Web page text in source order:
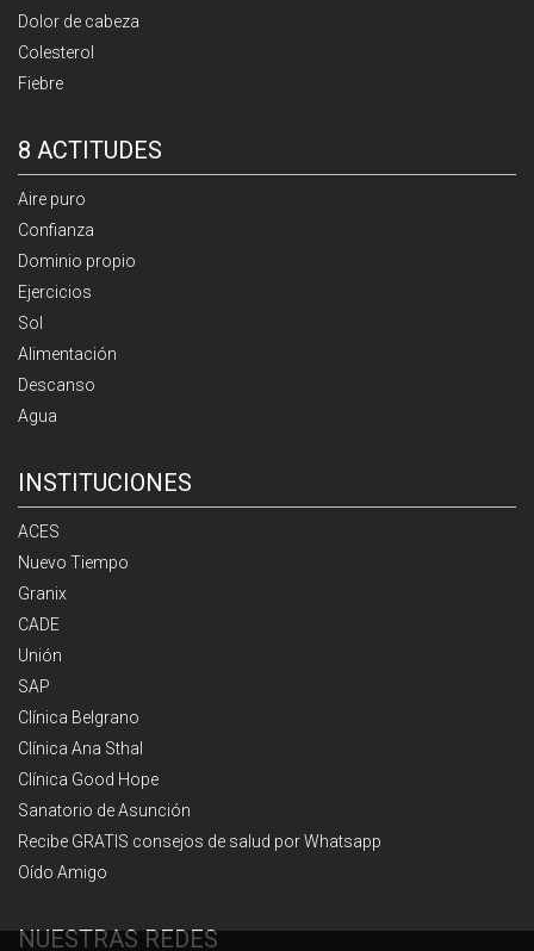
Dolor de cabeza
Colesterol
Fiebre
8 ACTITUDES
Aire puro
Confianza
Dominio propio
Ejercicios
Sol
Alimentación
Descanso
Agua
INSTITUCIONES
ACES
Nuevo Tiempo
Granix
CADE
Unión
SAP
Clínica Belgrano
Clínica Ana Sthal
Clínica Good Hope
Sanatorio de Asunción
Recibe GRATIS consejos de salud por Whatsapp
Oído Amigo
NUESTRAS REDES